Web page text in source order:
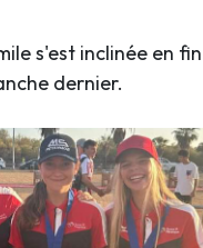
s'est inclinée en
dernier.